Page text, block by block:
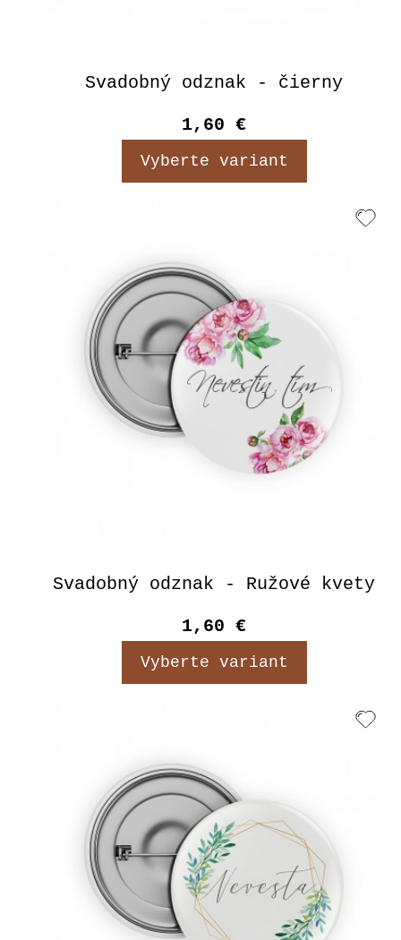
Svadobný odznak - čierny
1,60 €
Vyberte variant
Svadobný odznak - Ružové kvety
1,60 €
Vyberte variant